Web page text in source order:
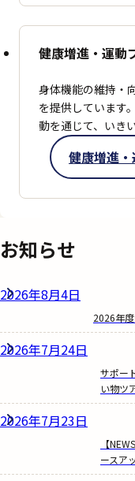
健康増進・運動
身体機能の維持・
を提供しています。
動を通じて、いき
健康増進
お知らせ
2026年8月4日
2026年
2026年7月24日
サポー
い物ツ
2026年7月23日
【
ースア